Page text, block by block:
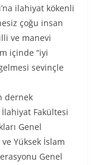
ilahiyat kökenli
çoğu insan
ve manevi
içinde “iyi
sevinçle
dernek
Fakültesi
Genel
Yüksek İslam
Genel